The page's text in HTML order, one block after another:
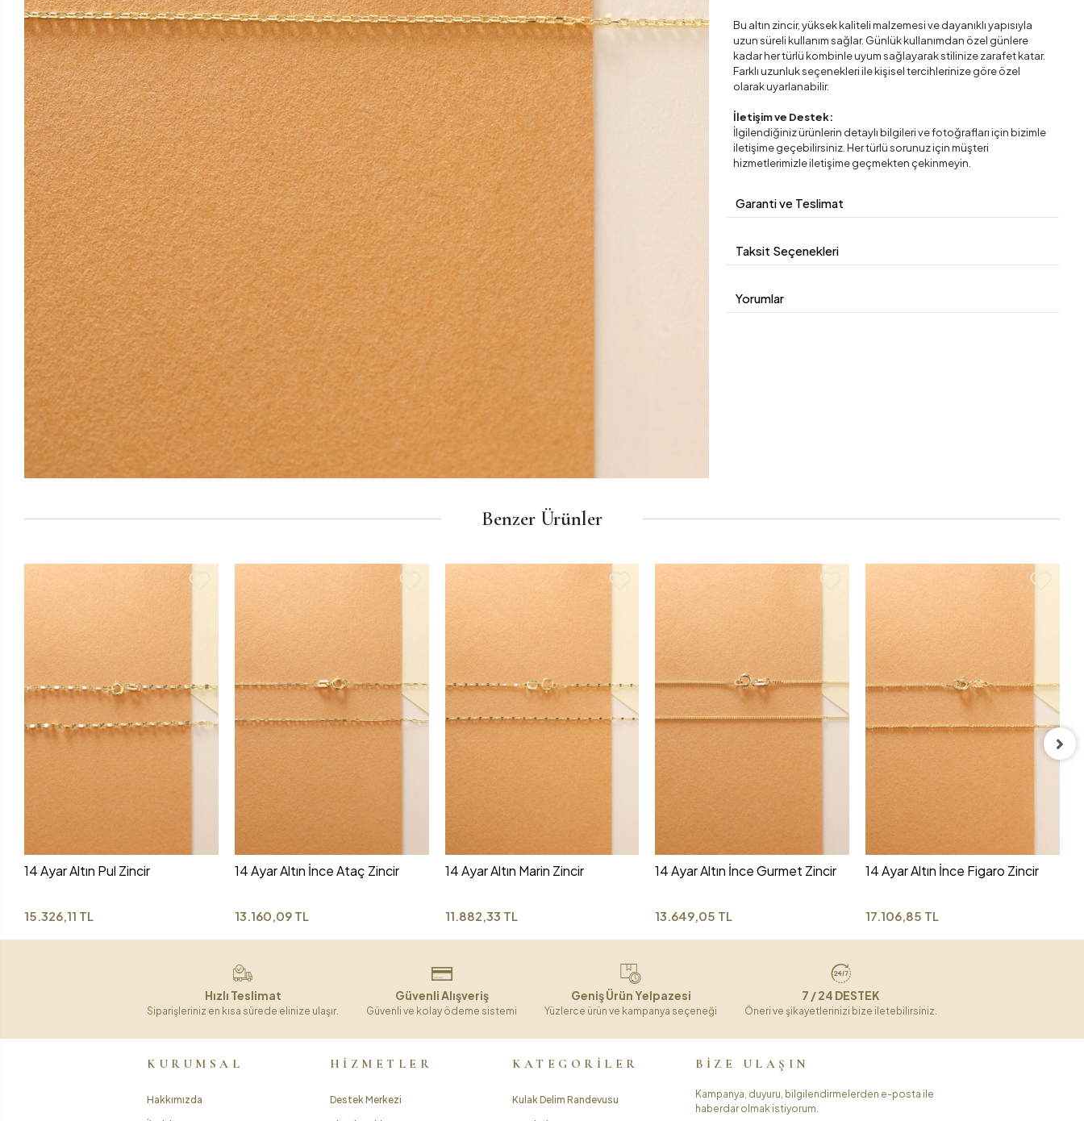
Bu altın zincir, yüksek kaliteli malzemesi ve dayanıklı yapısıyla
uzun süreli kullanım sağlar. Günlük kullanımdan özel günlere
kadar her türlü kombinle uyum sağlayarak stilinize zarafet katar.
Farklı uzunluk seçenekleri ile kişisel tercihlerinize göre özel
olarak uyarlanabilir.
İletişim ve Destek:
İlgilendiğiniz ürünlerin detaylı bilgileri ve fotoğrafları için bizimle
iletişime geçebilirsiniz. Her türlü sorunuz için müşteri
hizmetlerimizle iletişime geçmekten çekinmeyin.
Garanti ve Teslimat
Taksit Seçenekleri
Yorumlar
Benzer Ürünler
14 Ayar Altın Pul Zincir
15.326,11 TL
14 Ayar Altın İnce Ataç Zincir
13.160,09 TL
14 Ayar Altın Marin Zincir
11.882,33 TL
14 Ayar Altın İnce Gurmet Zincir
13.649,05 TL
14 Ayar Altın İnce Figaro Zincir
17.106,85 TL
Hızlı Teslimat
Siparişleriniz en kısa sürede elinize ulaşır.
Güvenli Alışveriş
Güvenli ve kolay ödeme sistemi
Geniş Ürün Yelpazesi
Yüzlerce ürün ve kampanya seçeneği
7 / 24 DESTEK
Öneri ve şikayetlerinizi bize iletebilirsiniz.
KURUMSAL
Hakkımızda
HİZMETLER
Destek Merkezi
KATEGORİLER
Kulak Delim Randevusu
BİZE ULAŞIN
Kampanya, duyuru, bilgilendirmelerden e-posta ile
haberdar olmak istiyorum.